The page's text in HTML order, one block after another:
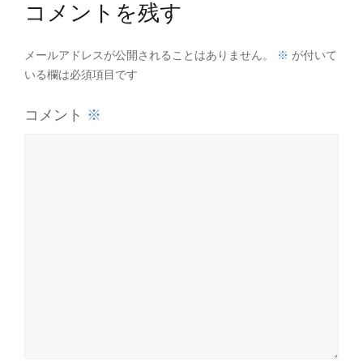
コメントを残す
メールアドレスが公開されることはありません。 ※ が付いて
いる欄は必須項目です
コメント ※